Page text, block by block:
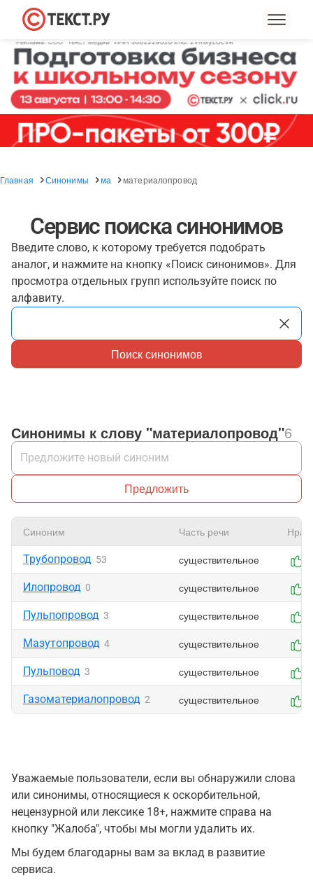
Главная Синонимы ма материалопровод
Сервис поиска синонимов
Введите слово, к которому требуется подобрать
аналог, и нажмите на кнопку «Поиск синонимов». Для
просмотра отдельных групп используйте поиск по
алфавиту.
Поиск синонимов
Синонимы к слову "материалопровод"6
Предложить
Синоним Часть речи
Трубопровод 53 существительное
Илопровод 0 существительное
Пульпопровод 3 существительное
Мазутопровод 4 существительное
Пульповод 3 существительное
Газоматериалопровод 2 существительное
Уважаемые пользователи, если вы обнаружили слова
или синонимы, относящиеся к оскорбительной,
нецензурной или лексике 18+, нажмите справа на
кнопку "Жалоба", чтобы мы могли удалить их.
Мы будем благодарны вам за вклад в развитие
сервиса.